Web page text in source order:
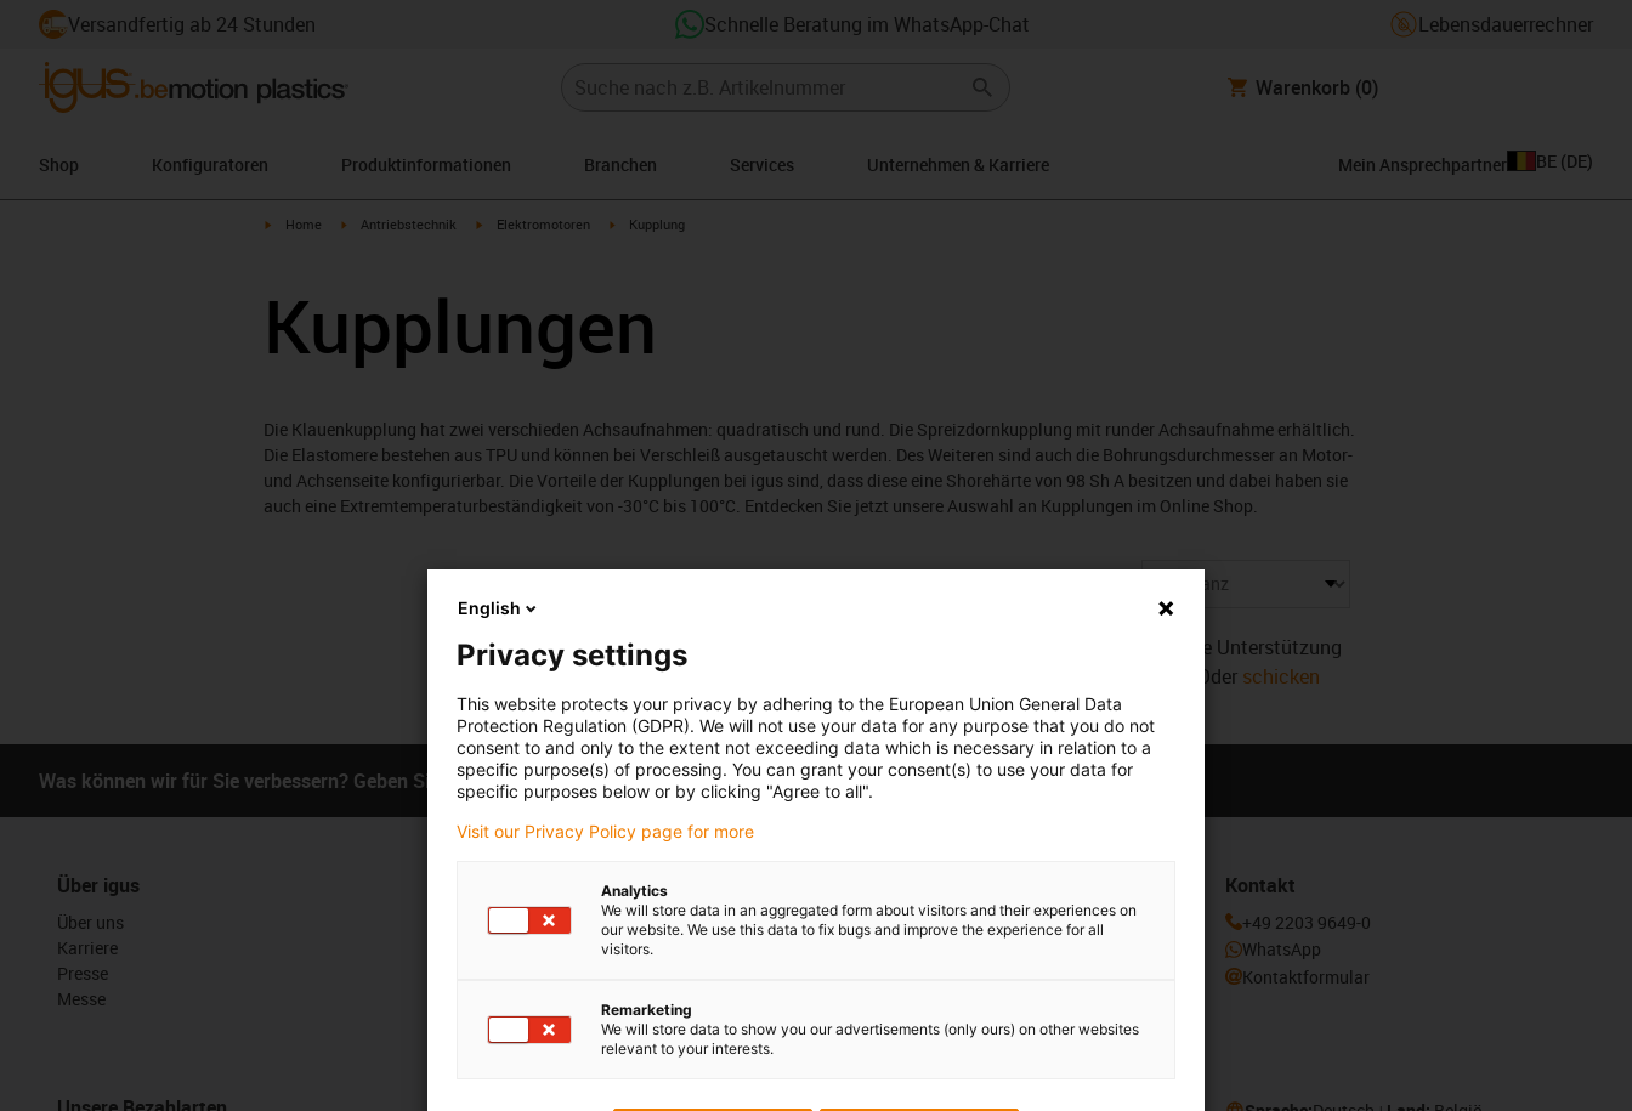
Versandfertig ab 24 Stunden Schnelle Beratung im WhatsApp-Chat Lebensdauerrechner
Warenkorb (0)
Shop Konfiguratoren Produktinformationen Branchen Services Unternehmen & Karriere Mein Ansprechpartner BE (DE)
igus-icon-arrow-right
Home igus-icon-arrow-right
Antriebstechnik igus-icon-arrow-right
Elektromotoren igus-icon-arrow-right
Kupplung
Kupplungen
Die Klauenkupplung hat zwei verschieden Achsaufnahmen: quadratisch und rund. Die Spreizdornkupplung mit runder Achsaufnahme erhältlich.
Die Elastomere bestehen aus TPU und können bei Verschleiß ausgetauscht werden. Des Weiteren sind auch die Bohrungsdurchmesser an Motor-
und Achsenseite konfigurierbar. Die Vorteile der Kupplungen bei igus sind, dass diese eine Shorehärte von 98 Sh A besitzen und dabei haben sie
auch eine Extremtemperaturbeständigkeit von -30°C bis 100°C. Entdecken Sie jetzt unsere Auswahl an Kupplungen im Online Shop.
In dieser Kategorie sind derzeit leider keine Produkte verfügbar. Benötigen Sie Unterstützung
oder eine individuelle Lösung? Der igus® LiveChat hilft Ihnen sofort weiter! Oder schicken
Sie uns eine Nachricht!
Was können wir für Sie verbessern? Geben Sie uns Ihr Feedback. Lob & Kritik
Über igus
Über uns
Karriere
Presse
Messe
myigus Features
Bleiben Sie immer auf dem Laufenden und
Newsletter abonnieren
Kontakt
+49 2203 9649-0
WhatsApp
Kontaktformular
English
Privacy settings
This website protects your privacy by adhering to the European Union General Data
Protection Regulation (GDPR). We will not use your data for any purpose that you do not
consent to and only to the extent not exceeding data which is necessary in relation to a
specific purpose(s) of processing. You can grant your consent(s) to use your data for
specific purposes below or by clicking "Agree to all".
Visit our Privacy Policy page for more
Analytics
We will store data in an aggregated form about visitors and their experiences on
our website. We use this data to fix bugs and improve the experience for all
visitors.
Remarketing
We will store data to show you our advertisements (only ours) on other websites
relevant to your interests.